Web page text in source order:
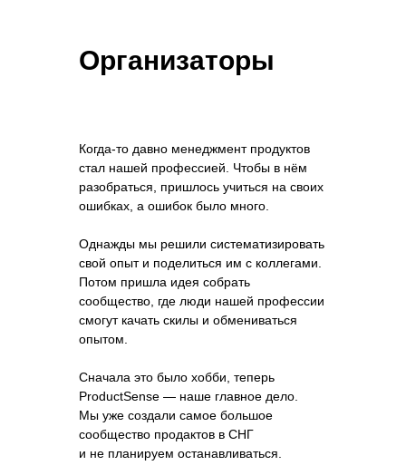
Организаторы
Когда-то давно менеджмент продуктов
стал нашей профессией. Чтобы в нём
разобраться, пришлось учиться на своих
ошибках, а ошибок было много.
Однажды мы решили систематизировать
свой опыт и поделиться им с коллегами.
Потом пришла идея собрать
сообщество, где люди нашей профессии
смогут качать скилы и обмениваться
опытом.
Сначала это было хобби, теперь
ProductSense — наше главное дело.
Мы уже создали самое большое
сообщество продактов в СНГ
и не планируем останавливаться.